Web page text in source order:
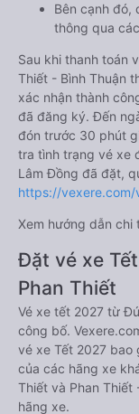
Bên cạnh đó,
thông qua
Sau khi thanh toán
Thiết - Bình Thuận
xác nhận thành
đã đăng ký. Đến
đón trước 30 phút
tra tình trạng vé xe
Lâm Đồng đã đặt,
https://
Xem hướng dẫn chi
Đặt vé xe
Phan Thiết
Vé xe tết 2027 từ
công bố.
vé xe Tết 2027 bao
của các hãng xe
Thiết và Phan
hãng xe.